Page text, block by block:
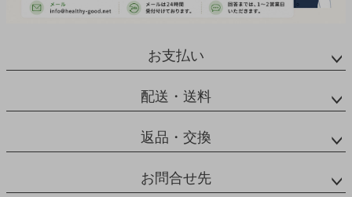
お支払い
配送・送料
返品・交換
お問合せ先